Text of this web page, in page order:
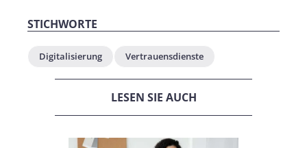
STICHWORTE
Digitalisierung Vertrauensdienste
LESEN SIE AUCH